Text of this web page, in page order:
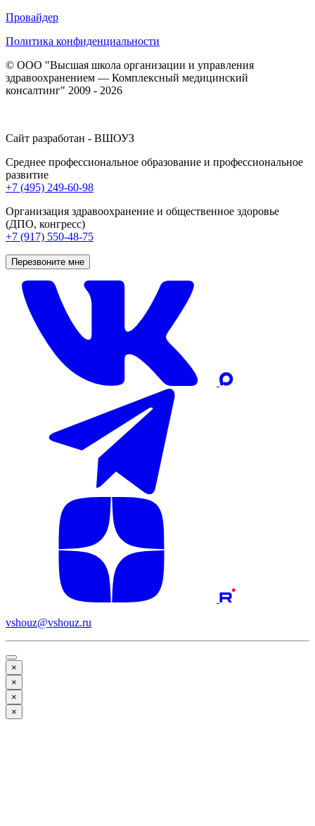
Провайдер
Политика конфиденциальности
© ООО "Высшая школа организации и управления
здравоохранением — Комплексный медицинский
консалтинг" 2009 - 2026
Сайт разработан - ВШОУЗ
Среднее профессиональное образование и профессиональное
развитие
+7 (495) 249-60-98
Организация здравоохранение и общественное здоровье
(ДПО, конгресс)
+7 (917) 550-48-75
Перезвоните мне
vshouz@vshouz.ru
×
×
×
×